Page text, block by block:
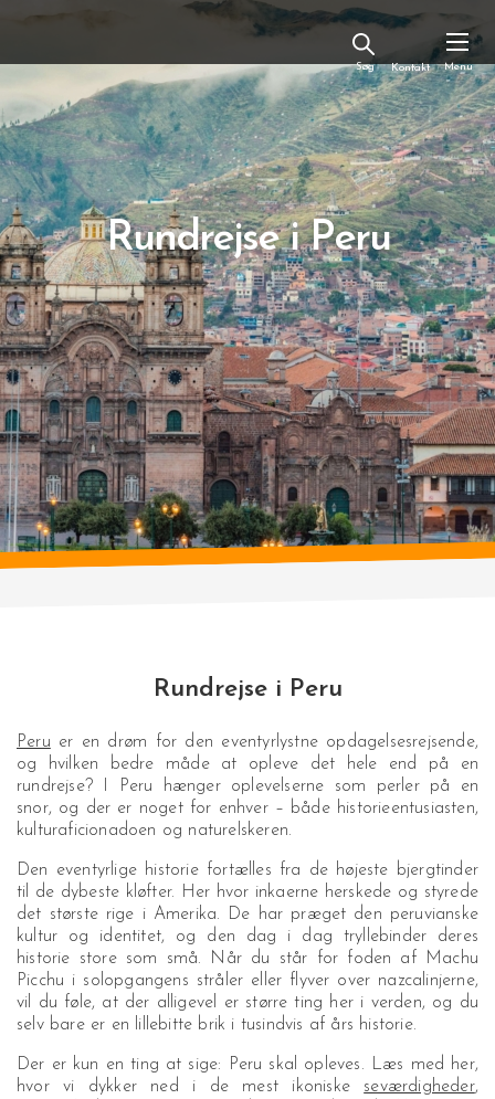
Kontakt
Rundrejse i Peru
Rundrejse i Peru
Peru er en drøm for den eventyrlystne opdagelsesrejsende,
og hvilken bedre måde at opleve det hele end på en
rundrejse? I Peru hænger oplevelserne som perler på en
snor, og der er noget for enhver – både historieentusiasten,
kulturaficionadoen og naturelskeren.
Den eventyrlige historie fortælles fra de højeste bjergtinder
til de dybeste kløfter. Her hvor inkaerne herskede og styrede
det største rige i Amerika. De har præget den peruvianske
kultur og identitet, og den dag i dag tryllebinder deres
historie store som små. Når du står for foden af Machu
Picchu i solopgangens stråler eller flyver over nazcalinjerne,
vil du føle, at der alligevel er større ting her i verden, og du
selv bare er en lillebitte brik i tusindvis af års historie.
Der er kun en ting at sige: Peru skal opleves. Læs med her,
hvor vi dykker ned i de mest ikoniske seværdigheder,